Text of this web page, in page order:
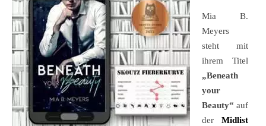
Mia B.
Meyers
steht mit
ihrem Titel
„Beneath
your
Beauty“ auf
der Midlist